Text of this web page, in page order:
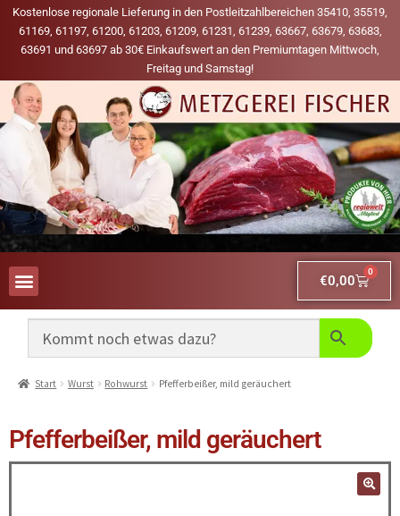
Kostenlose regionale Lieferung in den Postleitzahlbereichen 35410, 35519,
61169, 61197, 61200, 61203, 61209, 61231, 61239, 63667, 63679, 63683,
63691 und 63697 ab 30€ Einkaufswert an den Premiumtagen Mittwoch,
Freitag und Samstag!
€0,00
0
Start Wurst Rohwurst Pfefferbeißer, mild geräuchert
Pfefferbeißer, mild geräuchert